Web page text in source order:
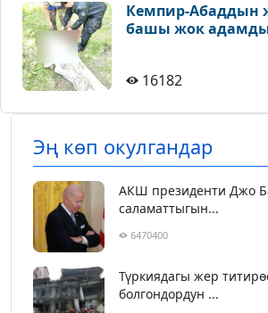
Кемпир-Абаддын
башы жок
16182
Эң көп окулгандар
АКШ президенти Джо
саламаттыгын...
6470400
Түркиядагы жер
болгондордун ...